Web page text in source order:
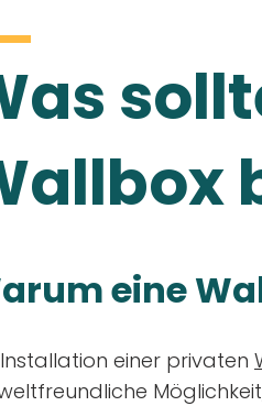
eine
einer privaten